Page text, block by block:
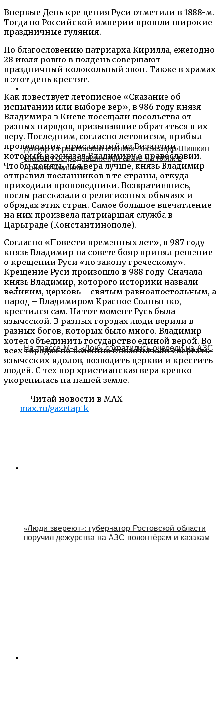
Впервые День крещения Руси отметили в 1888-м.
Тогда по Российской империи прошли широкие
праздничные гуляния.
По благословению патриарха Кирилла, ежегодно
28 июля ровно в полдень совершают
праздничный колокольный звон. Также в храмах
в этот день крестят.
Как повествует летописное «Сказание об
испытании или выборе вер», в 986 году князя
Владимира в Киеве посещали посольства от
разных народов, призывавшие обратиться в их
веру. Последним, согласно летописям, прибыл
проповедник, присланный из Византии,
который рассказал Владимиру о православии.
Чтобы понять, чья вера лучше, князь Владимир
отправил посланников в те страны, откуда
приходили проповедники. Возвратившись,
послы рассказали о религиозных обычаях и
обрядах этих стран. Самое большое впечатление
на них произвела патриаршая служба в
Царьграде (Константинополе).
Согласно «Повести временных лет», в 987 году
князь Владимир на совете бояр принял решение
о крещении Руси «по закону греческому».
Крещение Руси произошло в 988 году. Сначала
князь Владимир, которого историки назвали
великим, церковь – святым равноапостольным, а
народ – Владимиром Красное Солнышко,
крестился сам. На тот момент Русь была
языческой. В разных городах люди верили в
разных богов, которых было много. Владимир
хотел объединить государство единой верой. Во
всех городах по велению князя начали свергать
языческих идолов, возводить церкви и крестить
людей. С тех пор христианская вера крепко
укоренилась на нашей земле.
Читай новости в MAX
max.ru/gazetapik
Доктор из ростовской клиники Александр Шишкин
спасал пострадавших при атаке на пляж в
Архипо‑Осиповке
На трассе М-4 «Дон» сократились очереди на АЗС
«Люди звереют»: губернатор Ростовской области
поручил дежурства на АЗС волонтёрам и казакам